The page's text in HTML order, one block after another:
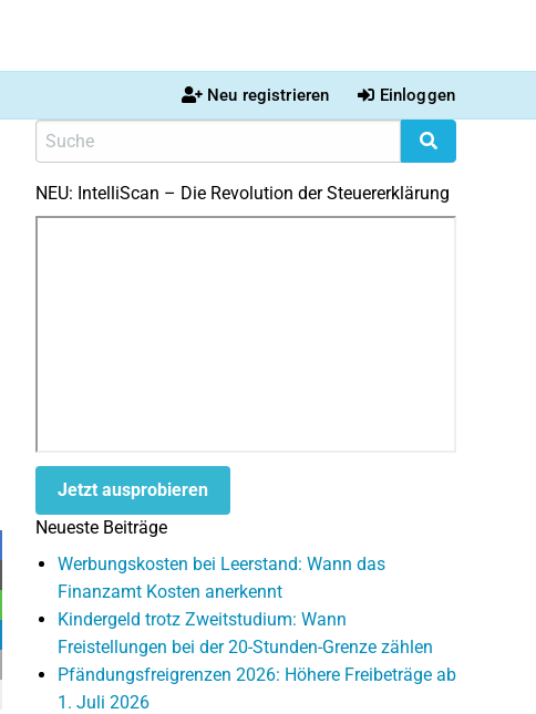
Neu registrieren Einloggen
NEU: IntelliScan – Die Revolution der Steuererklärung
Jetzt ausprobieren
Neueste Beiträge
Werbungskosten bei Leerstand: Wann das
Finanzamt Kosten anerkennt
Kindergeld trotz Zweitstudium: Wann
Freistellungen bei der 20-Stunden-Grenze zählen
Pfändungsfreigrenzen 2026: Höhere Freibeträge ab
1. Juli 2026